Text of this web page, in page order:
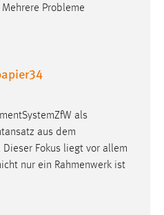
Probleme
als
aus dem
Dieser Fokus liegt vor allem
nur ein Rahmenwerk ist